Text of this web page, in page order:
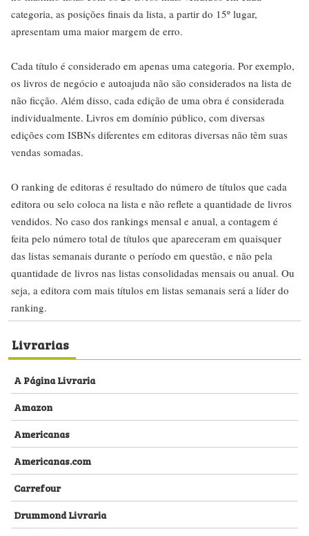
categoria, as posições finais da lista, a partir do 15º lugar,
apresentam uma maior margem de erro.
Cada título é considerado em apenas uma categoria. Por exemplo,
os livros de negócio e autoajuda não são considerados na lista de
não ficção. Além disso, cada edição de uma obra é considerada
individualmente. Livros em domínio público, com diversas
edições com ISBNs diferentes em editoras diversas não têm suas
vendas somadas.
O ranking de editoras é resultado do número de títulos que cada
editora ou selo coloca na lista e não reflete a quantidade de livros
vendidos. No caso dos rankings mensal e anual, a contagem é
feita pelo número total de títulos que apareceram em quaisquer
das listas semanais durante o período em questão, e não pela
quantidade de livros nas listas consolidadas mensais ou anual. Ou
seja, a editora com mais títulos em listas semanais será a líder do
ranking.
Livrarias
A Página Livraria
Amazon
Americanas
Americanas.com
Carrefour
Drummond Livraria